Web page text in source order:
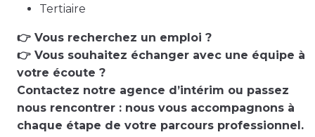
Tertiaire
👉 Vous recherchez un emploi ?
👉 Vous souhaitez échanger avec une équipe à
votre écoute ?
Contactez notre agence d’intérim ou passez
nous rencontrer : nous vous accompagnons à
chaque étape de votre parcours professionnel.